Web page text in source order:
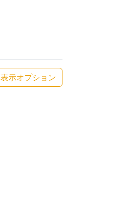
表示オプション